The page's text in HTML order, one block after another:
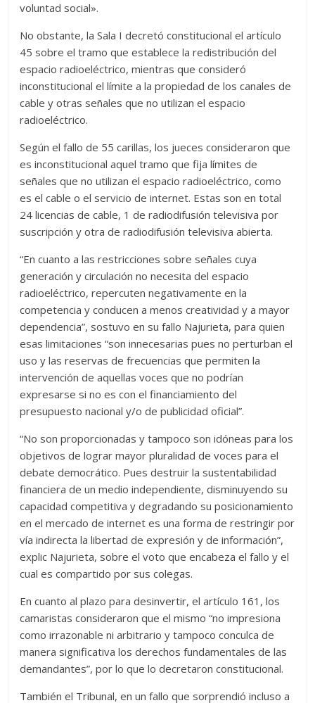
voluntad social».
No obstante, la Sala I decretó constitucional el artículo
45 sobre el tramo que establece la redistribución del
espacio radioeléctrico, mientras que consideró
inconstitucional el límite a la propiedad de los canales de
cable y otras señales que no utilizan el espacio
radioeléctrico.
Según el fallo de 55 carillas, los jueces consideraron que
es inconstitucional aquel tramo que fija límites de
señales que no utilizan el espacio radioeléctrico, como
es el cable o el servicio de internet. Estas son en total
24 licencias de cable, 1 de radiodifusión televisiva por
suscripción y otra de radiodifusión televisiva abierta.
“En cuanto a las restricciones sobre señales cuya
generación y circulación no necesita del espacio
radioeléctrico, repercuten negativamente en la
competencia y conducen a menos creatividad y a mayor
dependencia”, sostuvo en su fallo Najurieta, para quien
esas limitaciones “son innecesarias pues no perturban el
uso y las reservas de frecuencias que permiten la
intervención de aquellas voces que no podrían
expresarse si no es con el financiamiento del
presupuesto nacional y/o de publicidad oficial”.
“No son proporcionadas y tampoco son idóneas para los
objetivos de lograr mayor pluralidad de voces para el
debate democrático. Pues destruir la sustentabilidad
financiera de un medio independiente, disminuyendo su
capacidad competitiva y degradando su posicionamiento
en el mercado de internet es una forma de restringir por
vía indirecta la libertad de expresión y de información”,
explic Najurieta, sobre el voto que encabeza el fallo y el
cual es compartido por sus colegas.
En cuanto al plazo para desinvertir, el artículo 161, los
camaristas consideraron que el mismo “no impresiona
como irrazonable ni arbitrario y tampoco conculca de
manera significativa los derechos fundamentales de las
demandantes”, por lo que lo decretaron constitucional.
También el Tribunal, en un fallo que sorprendió incluso a